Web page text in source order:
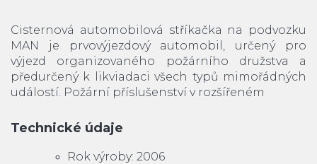
Cisternová automobilová stříkačka na podvozku
MAN je prvovýjezdový automobil, určený pro
výjezd organizovaného požárního družstva a
předurčený k likviadaci všech typů mimořádných
událostí. Požární příslušenství v rozšířeném
Technické údaje
Rok výroby: 2006